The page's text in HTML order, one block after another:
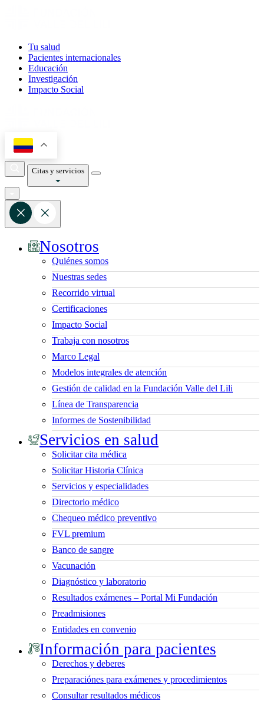
Tu salud
Pacientes internacionales
Educación
Investigación
Impacto Social
Citas y servicios
Nosotros
Quiénes somos
Nuestras sedes
Recorrido virtual
Certificaciones
Impacto Social
Trabaja con nosotros
Marco Legal
Modelos integrales de atención
Gestión de calidad en la Fundación Valle del Lili
Línea de Transparencia
Informes de Sostenibilidad
Servicios en salud
Solicitar cita médica
Solicitar Historia Clínica
Servicios y especialidades
Directorio médico
Chequeo médico preventivo
FVL premium
Banco de sangre
Vacunación
Diagnóstico y laboratorio
Resultados exámenes – Portal Mi Fundación
Preadmisiones
Entidades en convenio
Información para pacientes
Derechos y deberes
Preparaciónes para exámenes y procedimientos
Consultar resultados médicos